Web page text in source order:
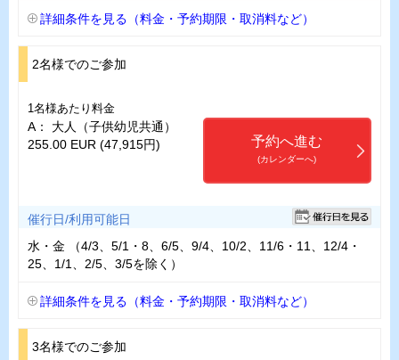
詳細条件を見る（料金・予約期限・取消料など）
2名様でのご参加
1名様あたり料金
A： 大人（子供幼児共通）
255.00 EUR (47,915円)
予約へ進む
(カレンダーへ)
催行日/利用可能日
水・金 （4/3、5/1・8、6/5、9/4、10/2、11/6・11、12/4・
25、1/1、2/5、3/5を除く）
詳細条件を見る（料金・予約期限・取消料など）
3名様でのご参加